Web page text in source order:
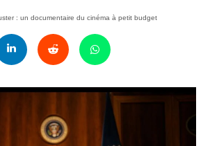
: un documentaire du cinéma à petit budget